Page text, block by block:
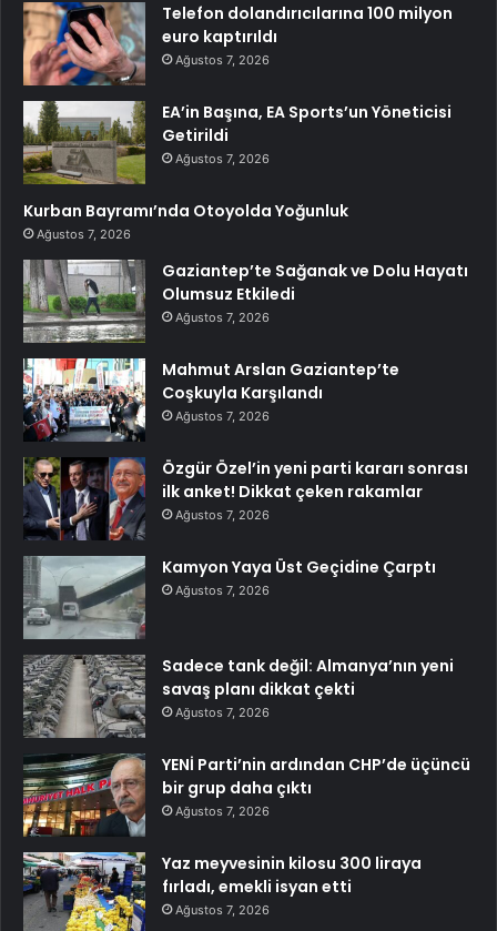
Telefon dolandırıcılarına 100 milyon
euro kaptırıldı
Ağustos 7, 2026
EA’in Başına, EA Sports’un Yöneticisi
Getirildi
Ağustos 7, 2026
Kurban Bayramı’nda Otoyolda Yoğunluk
Ağustos 7, 2026
Gaziantep’te Sağanak ve Dolu Hayatı
Olumsuz Etkiledi
Ağustos 7, 2026
Mahmut Arslan Gaziantep’te
Coşkuyla Karşılandı
Ağustos 7, 2026
Özgür Özel’in yeni parti kararı sonrası
ilk anket! Dikkat çeken rakamlar
Ağustos 7, 2026
Kamyon Yaya Üst Geçidine Çarptı
Ağustos 7, 2026
Sadece tank değil: Almanya’nın yeni
savaş planı dikkat çekti
Ağustos 7, 2026
YENİ Parti’nin ardından CHP’de üçüncü
bir grup daha çıktı
Ağustos 7, 2026
Yaz meyvesinin kilosu 300 liraya
fırladı, emekli isyan etti
Ağustos 7, 2026